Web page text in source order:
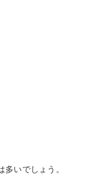
いでしょう。